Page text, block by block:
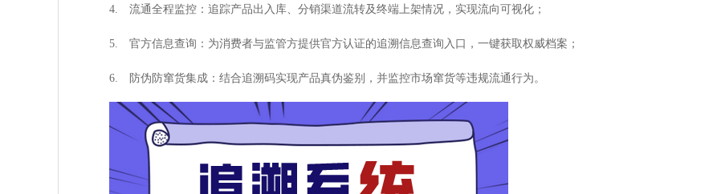
4. 流通全程监控：追踪产品出入库、分销渠道流转及终端上架情况，实现流向可视化；
5. 官方信息查询：为消费者与监管方提供官方认证的追溯信息查询入口，一键获取权威档案；
6. 防伪防窜货集成：结合追溯码实现产品真伪鉴别，并监控市场窜货等违规流通行为。